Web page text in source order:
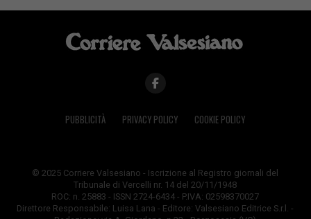
PUBBLICITÀ PRIVACY POLICY COOKIE POLICY
© 2025 Corriere Valsesiano - Iscrizione al Registro giornali del
Tribunale di Vercelli nr. 14 del 20/11/1948
ROC: n. 25883 - ISSN 2724-6434 - P.IVA: 02598370027
Direttore Responsabile: Luisa Lana - Editore: Valsesiano Editrice S.r.l. -